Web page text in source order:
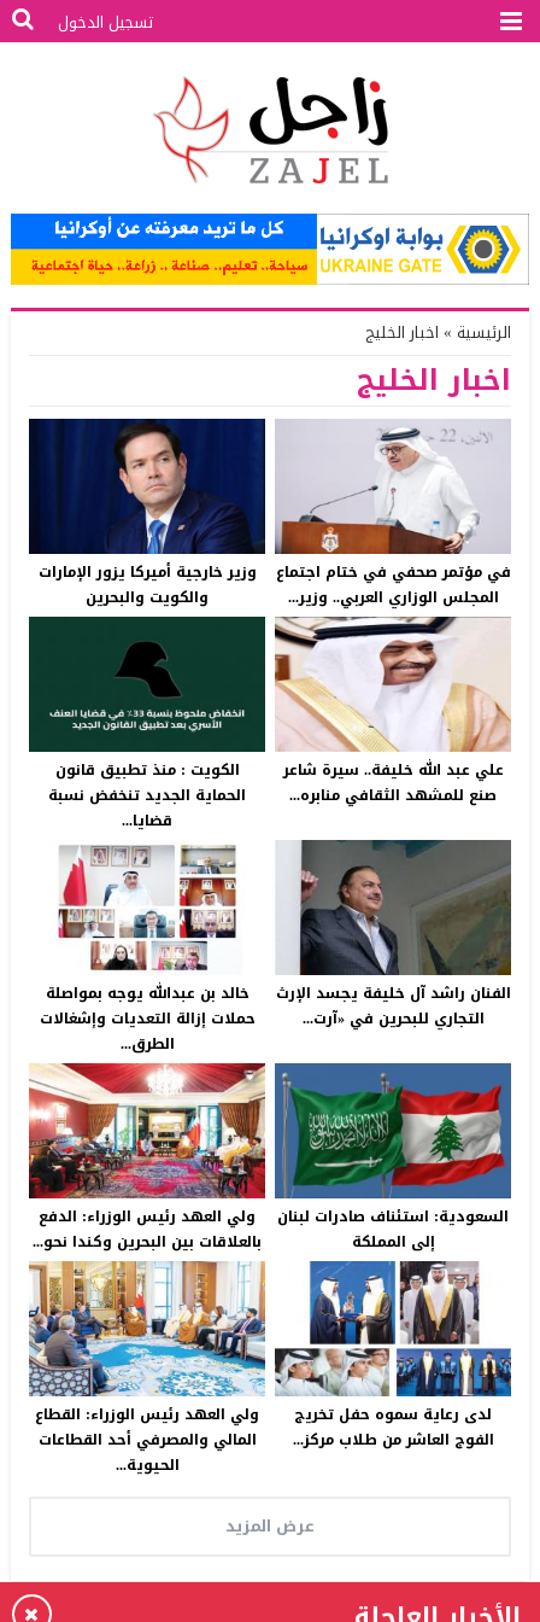
تسجيل الدخول
الرئيسية »اخبار الخليج
اخبار الخليج
في مؤتمر صحفي في ختام اجتماع
المجلس الوزاري العربي.. وزير...
وزير خارجية أميركا يزور الإمارات
والكويت والبحرين
علي عبد الله خليفة.. سيرة شاعر
صنع للمشهد الثقافي منابره...
الكويت : منذ تطبيق قانون
الحماية الجديد تنخفض نسبة
قضايا...
الفنان راشد آل خليفة يجسد الإرث
التجاري للبحرين في «آرت...
خالد بن عبدالله يوجه بمواصلة
حملات إزالة التعديات وإشغالات
الطرق...
السعودية: استئناف صادرات لبنان
إلى المملكة
ولي العهد رئيس الوزراء: الدفع
بالعلاقات بين البحرين وكندا نحو...
لدى رعاية سموه حفل تخريج
الفوج العاشر من طلاب مركز...
ولي العهد رئيس الوزراء: القطاع
المالي والمصرفي أحد القطاعات
الحيوية...
عرض المزيد